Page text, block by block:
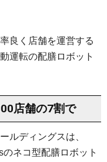
良く店舗を運営する
運転の配膳ロボット
店舗の7割で
ルディングスは、
ネコ型配膳ロボット